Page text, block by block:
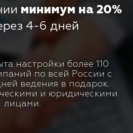
минимум на 20%
4-6 дней
настройки более 110
по всей России с
ведения в подарок.
и юридическими
лицами.